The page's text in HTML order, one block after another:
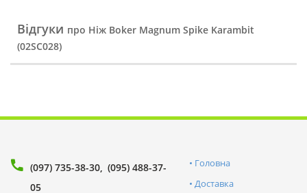
Відгуки про Ніж Boker Magnum Spike Karambit
(02SC028)
(097) 735-38-30 (095) 488-37-
05
Головна
Доставка